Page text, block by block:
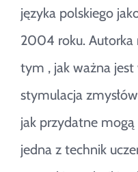
języka polskiego
2004 roku. Autorka
tym , jak ważna
stymulacja
jak przydatne
jedna z technik